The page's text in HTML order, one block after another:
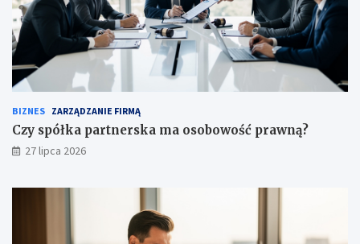
BIZNES ZARZĄDZANIE FIRMĄ
Czy spółka partnerska ma osobowość prawną?
27 lipca 2026